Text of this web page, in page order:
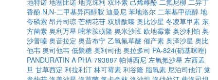
地特诺 地塞比诺 地克珠利 双环素 己烯雌酚 二氟尼柳 二异丁
香酚 N,N-二甲基异丙醇胺 迪曼尼 苯地洛尔 二苯基甲硫醇 地
夸磷索 昂丹司琼 芒柄花苷 双肼酞嗪 奥比沙星 冬凌草甲素 东
方菌素 奥利万星 嘧苯胺磺隆 奥米沙班 欧地霉素 奥沙利铂 奥
沙普嗪 奥昔拉定 奥昔布宁 乙氧氟草醚 催产素 奥泽沙星 奥比
他韦 奥司他韦 低聚糖 奥利司他 奥拉多司 PA-824(硝基咪唑)
PANDURATIN A PHA-793887 帕博西尼 左氧氟沙星 左西孟
旦 甘草西定 利拉利汀 林可霉素 利谷隆 脂氧素 尼泊司他汀 党